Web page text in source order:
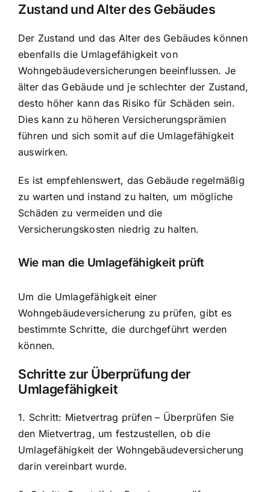
Zustand und Alter des Gebäudes
Der Zustand und das Alter des Gebäudes können
ebenfalls die Umlagefähigkeit von
Wohngebäudeversicherungen beeinflussen. Je
älter das Gebäude und je schlechter der Zustand,
desto höher kann das Risiko für Schäden sein.
Dies kann zu höheren Versicherungsprämien
führen und sich somit auf die Umlagefähigkeit
auswirken.
Es ist empfehlenswert, das Gebäude regelmäßig
zu warten und instand zu halten, um mögliche
Schäden zu vermeiden und die
Versicherungskosten niedrig zu halten.
Wie man die Umlagefähigkeit prüft
Um die Umlagefähigkeit einer
Wohngebäudeversicherung zu prüfen, gibt es
bestimmte Schritte, die durchgeführt werden
können.
Schritte zur Überprüfung der
Umlagefähigkeit
1. Schritt: Mietvertrag prüfen – Überprüfen Sie
den Mietvertrag, um festzustellen, ob die
Umlagefähigkeit der Wohngebäudeversicherung
darin vereinbart wurde.